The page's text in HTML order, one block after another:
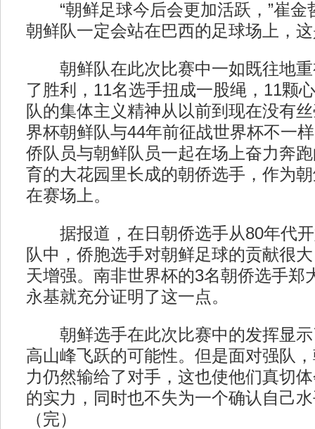
“朝鲜足球今后会更加活跃，”崔金
朝鲜队一定会站在巴西的足球场上，
朝鲜队在此次比赛中一如既往地重
了胜利，11名选手扭成一股绳，11颗
队的集体主义精神从以前到现在没有
界杯朝鲜队与44年前征战世界杯不一
侨队员与朝鲜队员一起在场上奋力奔
育的大花园里长成的朝侨选手，作为
在赛场上。
据报道，在日朝侨选手从80年代开
队中，侨胞选手对朝鲜足球的贡献很
天增强。南非世界杯的3名朝侨选手郑
永基就充分证明了这一点。
朝鲜选手在此次比赛中的发挥显示
高山峰飞跃的可能性。但是面对强队
力仍然输给了对手，这也使他们真切
的实力，同时也不失为一个确认自己
（完）